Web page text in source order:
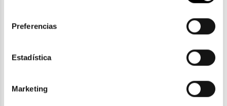
Preferencias
Estadística
Marketing